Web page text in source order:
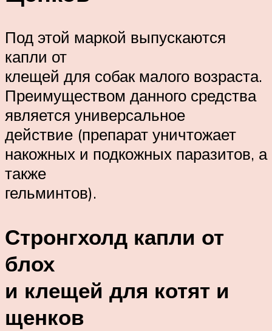
Под этой маркой выпускаются
капли от
клещей для собак малого возраста.
Преимуществом данного средства
является универсальное
действие (препарат уничтожает
накожных и подкожных паразитов, а
также
гельминтов).
Стронгхолд капли от
блох
и клещей для котят и
щенков